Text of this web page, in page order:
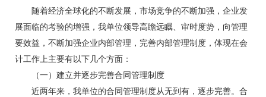
随着经济全球化的不断发展，市场竞争的不断加强，企业发
展面临的考验的增强，我单位领导高瞻远瞩、审时度势，向管理
要效益，不断加强企业内部管理，完善内部管理制度，体现在会
计工作上主要有以下几个方面：
（一）建立并逐步完善合同管理制度
近两年来，我单位的合同管理制度从无到有，逐步完善。合